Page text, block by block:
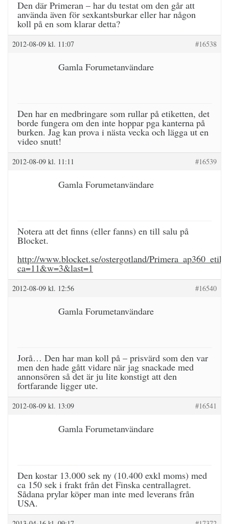
Den där Primeran – har du testat om den går att
använda även för sexkantsburkar eller har någon
koll på en som klarar detta?
2012-08-09 kl. 11:07 #16538
Gamla Forumetanvändare
Den har en medbringare som rullar på etiketten, det
borde fungera om den inte hoppar pga kanterna på
burken. Jag kan prova i nästa vecka och lägga ut en
video snutt!
2012-08-09 kl. 11:11 #16539
Gamla Forumetanvändare
Notera att det finns (eller fanns) en till salu på
Blocket.
http://www.blocket.se/ostergotland/
ca=11&w=3&last=1
2012-08-09 kl. 12:56 #16540
Gamla Forumetanvändare
Jorå… Den har man koll på – prisvärd som den var
men den hade gått vidare när jag snackade med
annonsören så det är ju lite konstigt att den
fortfarande ligger ute.
2012-08-09 kl. 13:09 #16541
Gamla Forumetanvändare
Den kostar 13.000 sek ny (10.400 exkl moms) med
ca 150 sek i frakt från det Finska centrallagret.
Sådana prylar köper man inte med leverans från
USA.